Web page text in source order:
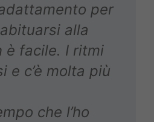
per
alla
è facile. I ritmi
e c’è molta più
che l’ho